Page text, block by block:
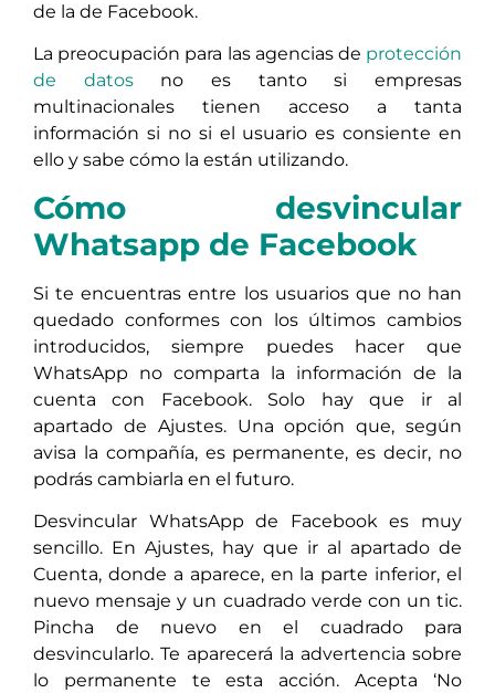
de la de Facebook.
La preocupación para las agencias de protección
de datosno es tanto si empresas
multinacionales tienen acceso a tanta
información si no si el usuario es consiente en
ello y sabe cómo la están utilizando.
Cómo desvincular
Whatsapp de Facebook
Si te encuentras entre los usuarios que no han
quedado conformes con los últimos cambios
introducidos, siempre puedes hacer que
WhatsApp no comparta la información de la
cuenta con Facebook. Solo hay que ir al
apartado de Ajustes. Una opción que, según
avisa la compañía, es permanente, es decir, no
podrás cambiarla en el futuro.
Desvincular WhatsApp de Facebook es muy
sencillo. En Ajustes, hay que ir al apartado de
Cuenta, donde a aparece, en la parte inferior, el
nuevo mensaje y un cuadrado verde con un tic.
Pincha de nuevo en el cuadrado para
desvincularlo. Te aparecerá la advertencia sobre
lo permanente te esta acción. Acepta ‘No